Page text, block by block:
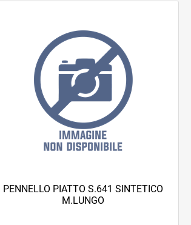
PENNELLO PIATTO S.641 SINTETICO
M.LUNGO